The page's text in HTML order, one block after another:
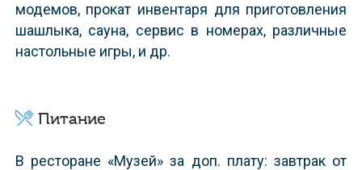
модемов, прокат инвентаря для приготовления
шашлыка, сауна, сервис в номерах, различные
настольные игры, и др.
Питание
в ресторане «Музей» за доп. плату: завтрак от